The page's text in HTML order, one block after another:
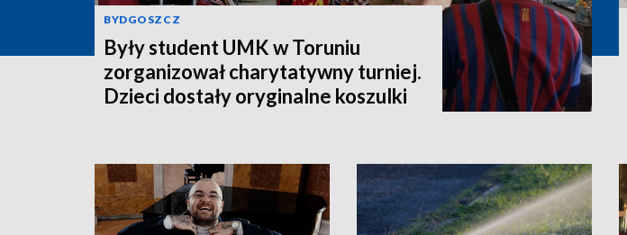
BYDGOSZCZ
Były student UMK w Toruniu
zorganizował charytatywny turniej.
Dzieci dostały oryginalne koszulki